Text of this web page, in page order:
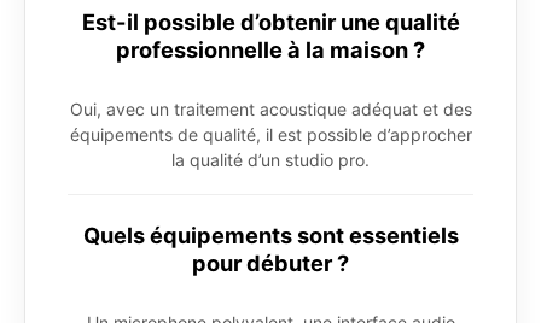
Est-il possible d’obtenir une qualité
professionnelle à la maison ?
Oui, avec un traitement acoustique adéquat et des
équipements de qualité, il est possible d’approcher
la qualité d’un studio pro.
Quels équipements sont essentiels
pour débuter ?